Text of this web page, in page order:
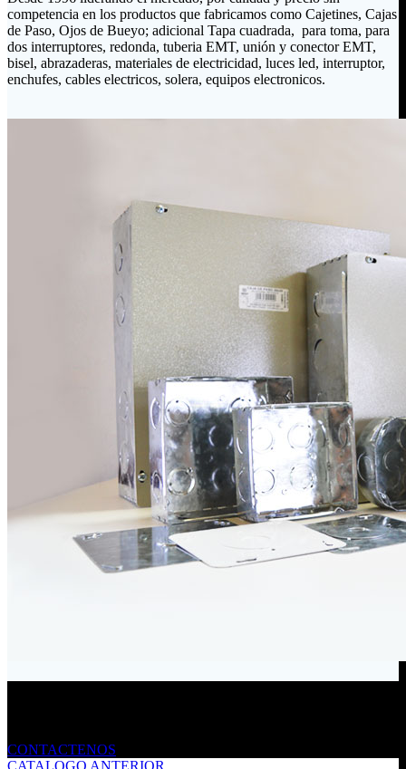
competencia en los productos que fabricamos como Cajetines, Cajas
de Paso, Ojos de Bueyo; adicional Tapa cuadrada, para toma, para
dos interruptores, redonda, tuberia EMT, unión y conector EMT,
bisel, abrazaderas, materiales de electricidad, luces led, interruptor,
enchufes, cables electricos, solera, equipos electronicos.
CONTACTENOS
CATALOGO ANTERIOR